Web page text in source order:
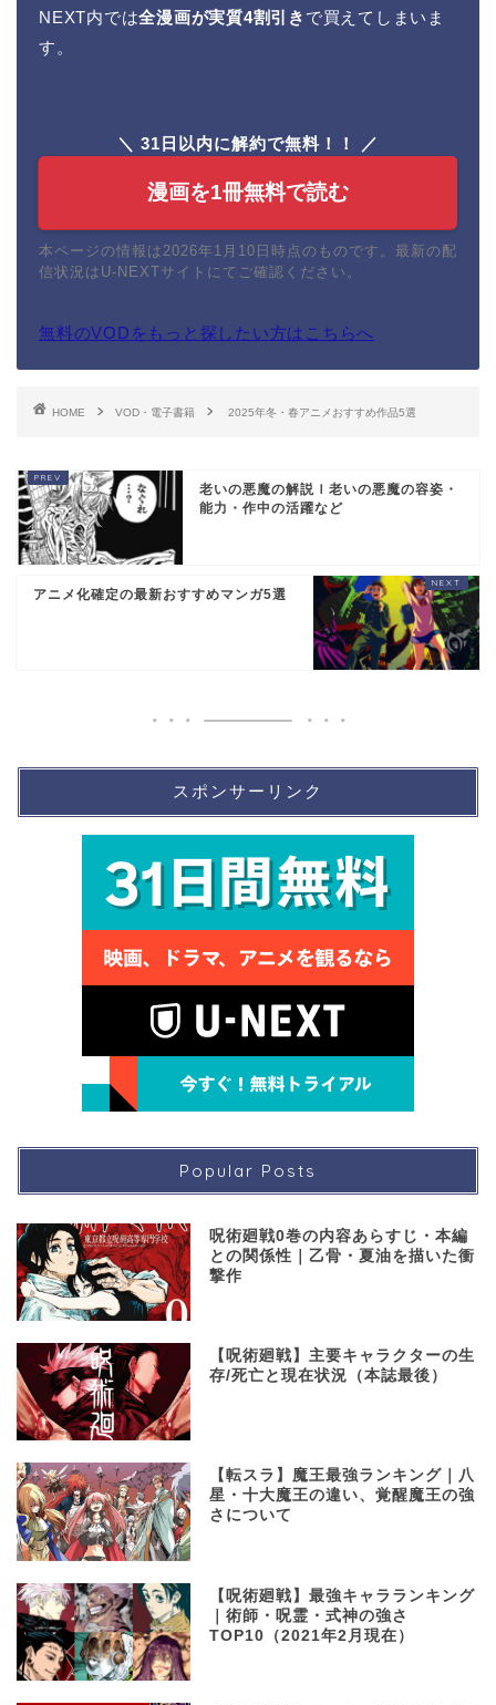
NEXT内では全漫画が実質4割引き で買えてしまいま
す。
＼ 31日以内に解約で無料！！ ／
漫画を1冊無料で読む
本ページの情報は2026年1月10日時点のものです。最新の配
信状況はU-NEXTサイトにてご確認ください。
無料のVODをもっと探したい方はこちらへ
HOME VOD・電子書籍 2025年冬・春アニメおすすめ作品5選
老いの悪魔の解説ｌ老いの悪魔の容姿・
能力・作中の活躍など
アニメ化確定の最新おすすめマンガ5選
スポンサーリンク
Popular Posts
呪術廻戦0巻の内容あらすじ・本編
との関係性｜乙骨・夏油を描いた衝
撃作
【呪術廻戦】主要キャラクターの生
存/死亡と現在状況（本誌最後）
【転スラ】魔王最強ランキング｜八
星・十大魔王の違い、覚醒魔王の強
さについて
【呪術廻戦】最強キャラランキング
｜術師・呪霊・式神の強さ
TOP10（2021年2月現在）